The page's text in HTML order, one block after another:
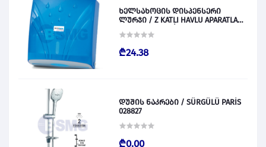
ხელსახოცის დისპენსერი
ლურჯი / Z KATLI HAVLU APARATLARI
₾24.38
დუშის ნაკრები / SÜRGÜLÜ PARİS
028827
₾0.00